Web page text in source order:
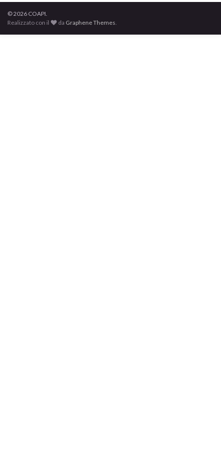
© 2026 COAPI.
Realizzato con il
da Graphene Themes